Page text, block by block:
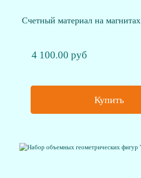
Счетный материал на магнитах
4 100.00 руб
Купить